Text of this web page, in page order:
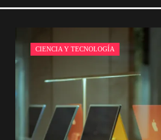
CIENCIA Y TECNOLOGÍA